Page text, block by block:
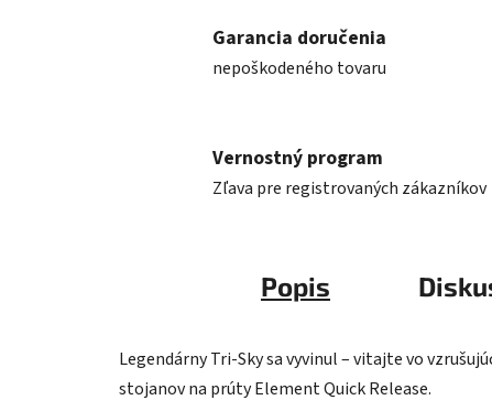
Garancia doručenia
nepoškodeného tovaru
Vernostný program
Zľava pre registrovaných zákazníkov
Popis
Legendárny Tri-Sky sa vyvinul – vitajte vo
stojanov na prúty Element Quick Release.